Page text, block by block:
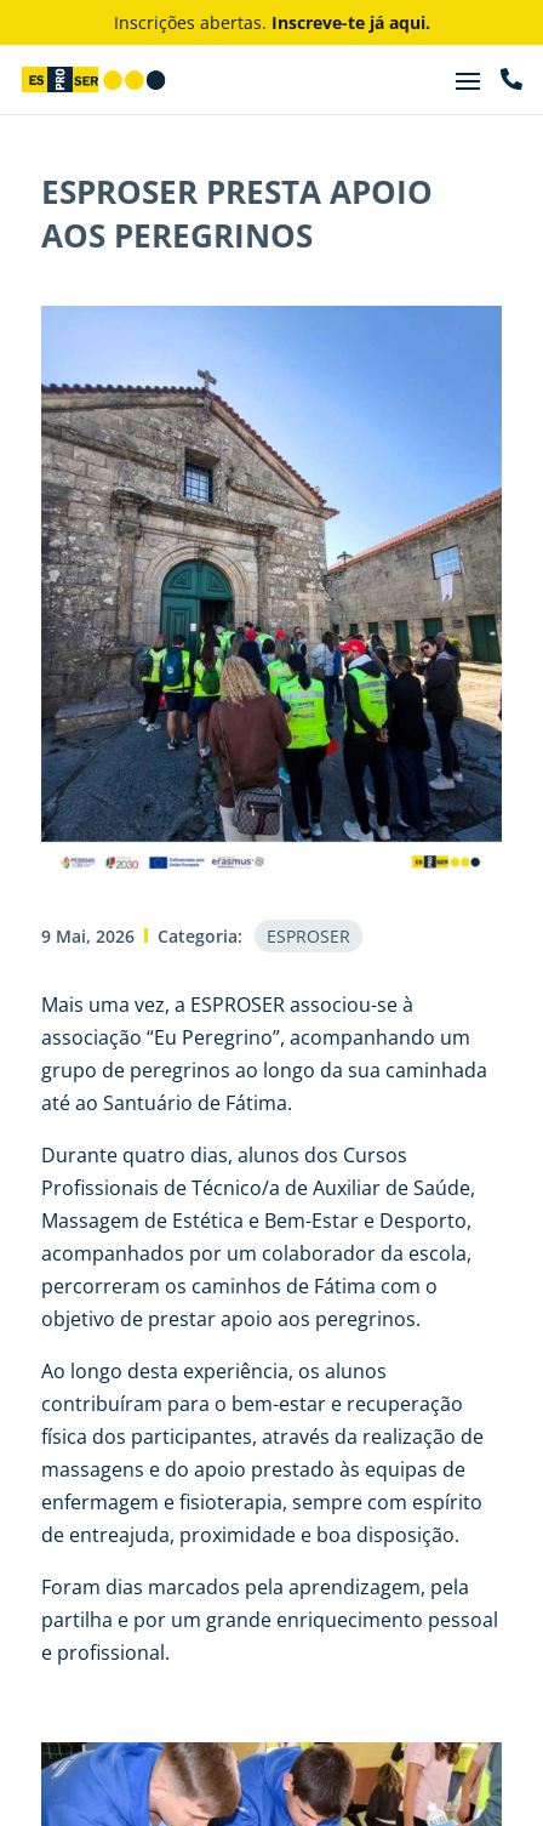
Inscrições abertas. Inscreve-te já aqui.

ESPROSER PRESTA APOIO
AOS PEREGRINOS
9 Mai, 2026 Categoria: ESPROSER
Mais uma vez, a ESPROSER associou-se à
associação “Eu Peregrino”, acompanhando um
grupo de peregrinos ao longo da sua caminhada
até ao Santuário de Fátima.
Durante quatro dias, alunos dos Cursos
Profissionais de Técnico/a de Auxiliar de Saúde,
Massagem de Estética e Bem-Estar e Desporto,
acompanhados por um colaborador da escola,
percorreram os caminhos de Fátima com o
objetivo de prestar apoio aos peregrinos.
Ao longo desta experiência, os alunos
contribuíram para o bem-estar e recuperação
física dos participantes, através da realização de
massagens e do apoio prestado às equipas de
enfermagem e fisioterapia, sempre com espírito
de entreajuda, proximidade e boa disposição.
Foram dias marcados pela aprendizagem, pela
partilha e por um grande enriquecimento pessoal
e profissional.